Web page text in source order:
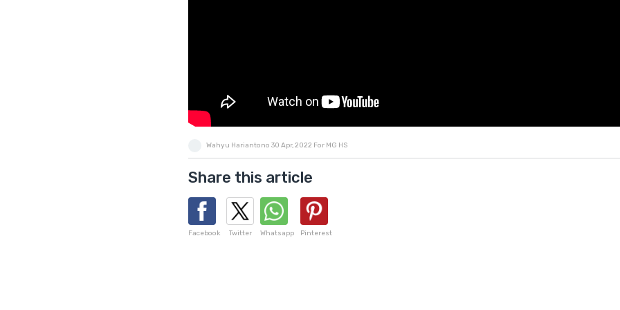
Wahyu Hariantono 30 Apr, 2022 For MG HS
Share this article
Facebook Twitter Whatsapp Pinterest